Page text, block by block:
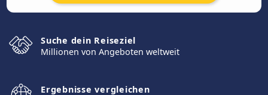
Suche dein Reiseziel
Millionen von Angeboten weltweit
Ergebnisse vergleichen